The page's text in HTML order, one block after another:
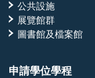
公共設施
展覽館群
圖書館及檔案館
申請學位學程